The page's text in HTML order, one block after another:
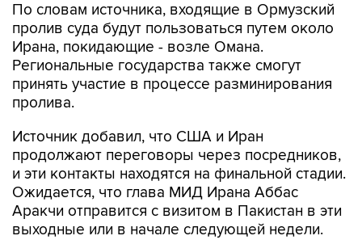
По словам источника, входящие в Ормузский
пролив суда будут пользоваться путем около
Ирана, покидающие - возле Омана.
Региональные государства также смогут
принять участие в процессе разминирования
пролива.
Источник добавил, что США и Иран
продолжают переговоры через посредников,
и эти контакты находятся на финальной стадии.
Ожидается, что глава МИД Ирана Аббас
Аракчи отправится с визитом в Пакистан в эти
выходные или в начале следующей недели.